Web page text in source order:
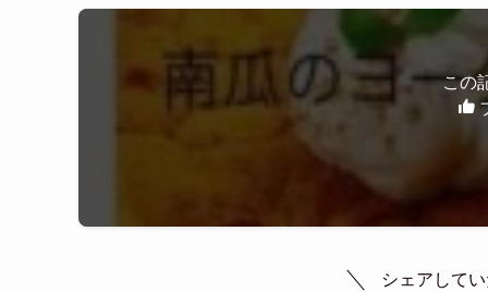
この
シェアして